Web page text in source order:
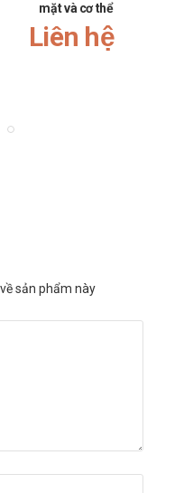
mặt và cơ thể
Liên hệ
sản phẩm này